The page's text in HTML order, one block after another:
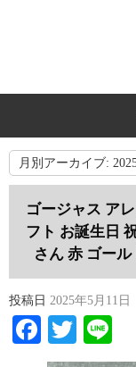
月別アーカイブ:
ゴージャス ア
フト お誕生日
さん 赤 ゴー
投稿日 2025年5月11日
Facebook